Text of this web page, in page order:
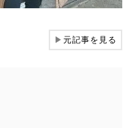
▶元記事を見る